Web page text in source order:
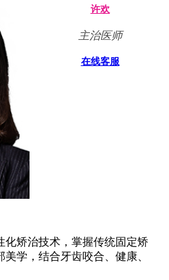
许欢
主治医师
在线客服
化矫治技术，掌握传统固定矫
学，结合牙齿咬合、健康、